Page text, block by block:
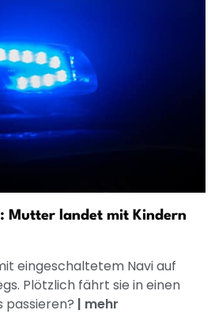
Mutter landet mit Kindern
eingeschaltetem Navi auf
Plötzlich fährt sie in einen
passieren? | mehr